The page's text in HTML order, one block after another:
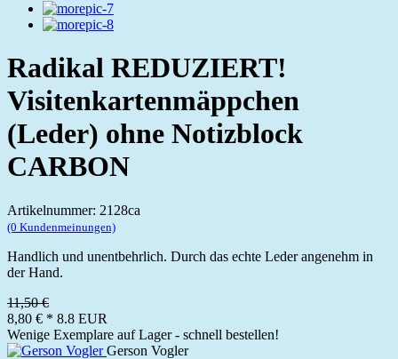
Radikal REDUZIERT!
Visitenkartenmäppchen
(Leder) ohne Notizblock
CARBON
Artikelnummer: 2128ca
(0 Kundenmeinungen)
Handlich und unentbehrlich. Durch das echte Leder angenehm in
der Hand.
11,50 €
8,80 € * 8.8 EUR
Wenige Exemplare auf Lager - schnell bestellen!
Gerson Vogler